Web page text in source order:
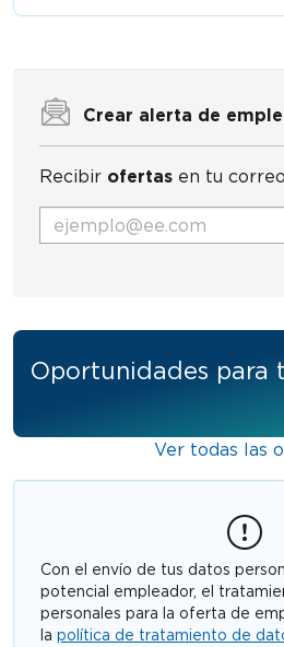
Crear alerta de
Recibir ofertas en tu
Oportunidades para
Ver todas las
Con el envío de tus datos
potencial empleador, el
personales para la oferta de
la política de tratamiento de